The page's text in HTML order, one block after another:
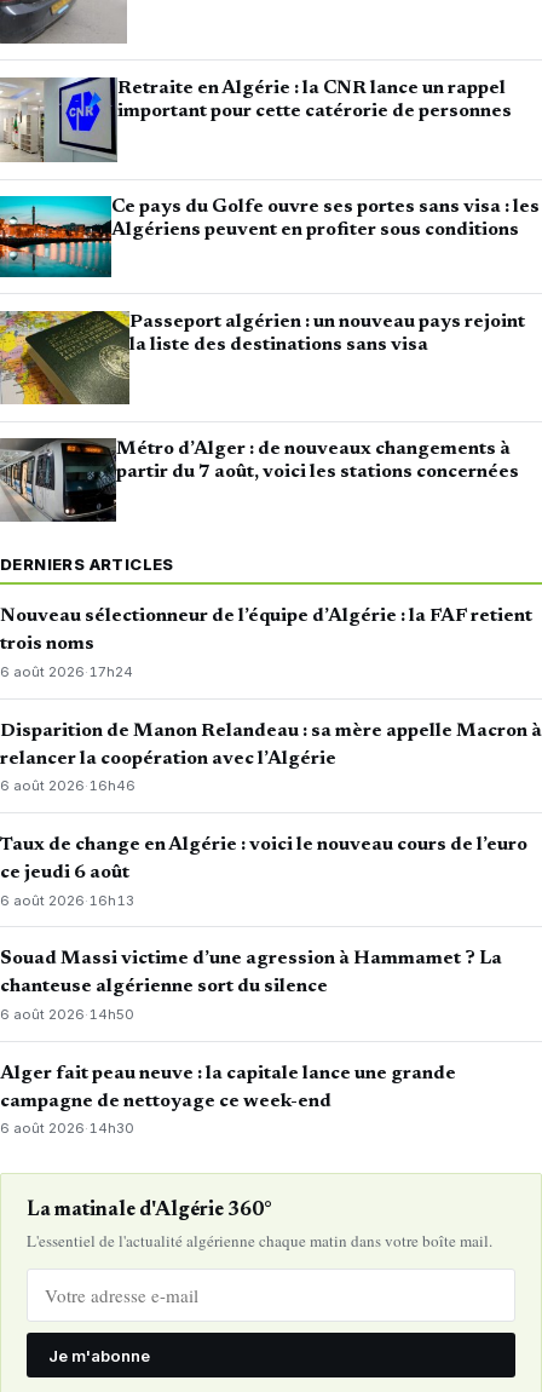
Retraite en Algérie : la CNR lance un rappel
important pour cette catérorie de personnes
Ce pays du Golfe ouvre ses portes sans visa : les
Algériens peuvent en profiter sous conditions
Passeport algérien : un nouveau pays rejoint
la liste des destinations sans visa
Métro d’Alger : de nouveaux changements à
partir du 7 août, voici les stations concernées
DERNIERS ARTICLES
Nouveau sélectionneur de l’équipe d’Algérie : la FAF retient
trois noms
6 août 2026·17h24
Disparition de Manon Relandeau : sa mère appelle Macron à
relancer la coopération avec l’Algérie
6 août 2026·16h46
Taux de change en Algérie : voici le nouveau cours de l’euro
ce jeudi 6 août
6 août 2026· 16h13
Souad Massi victime d’une agression à Hammamet ? La
chanteuse algérienne sort du silence
6 août 2026·14h50
Alger fait peau neuve : la capitale lance une grande
campagne de nettoyage ce week-end
6 août 2026·14h30
La matinale d'Algérie 360°
L'essentiel de l'actualité algérienne chaque matin dans votre boîte mail.
Je m'abonne